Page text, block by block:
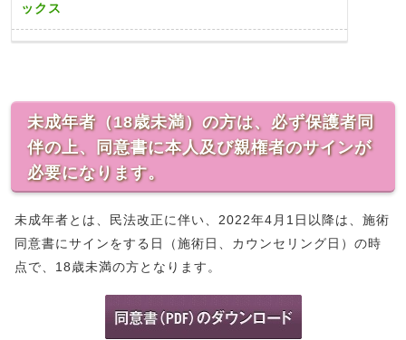
ックス
未成年者（18歳未満）の方は、必ず保護者同
伴の上、同意書に本人及び親権者のサインが
必要になります。
未成年者とは、民法改正に伴い、2022年4月1日以降は、施術
同意書にサインをする日（施術日、カウンセリング日）の時
点で、18歳未満の方となります。